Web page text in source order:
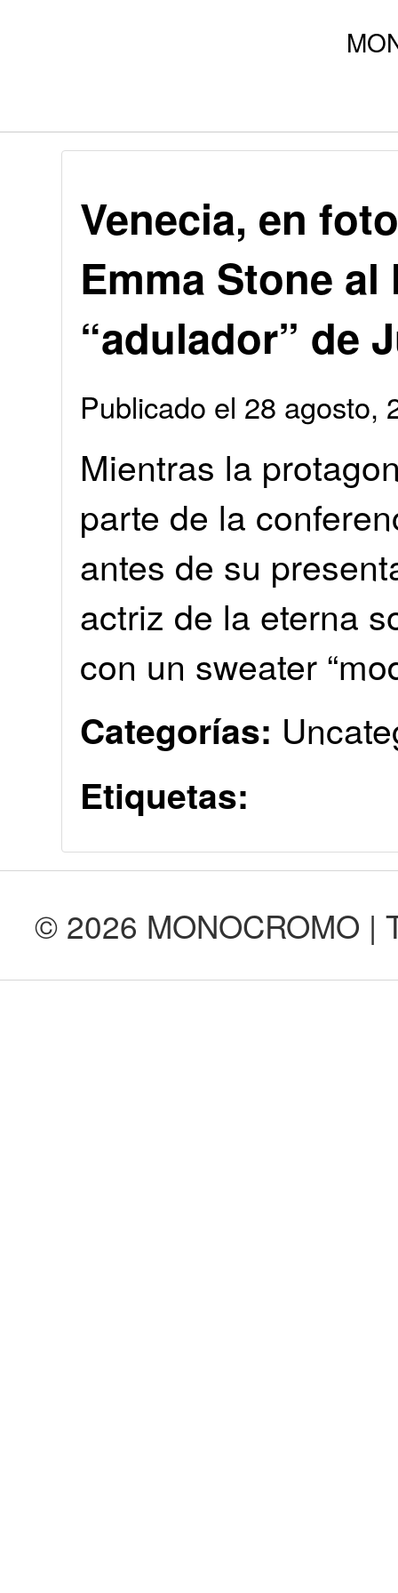
Venecia, en
Emma Stone
“adulador” de
Publicado el 28 agosto,
Mientras la
parte de la
antes de su
actriz de la eterna
con un sweater
Categorías:
Etiquetas:
© 2026 MONOCROMO |